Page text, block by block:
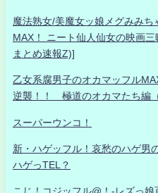
魔法熟女/美魔女ッ娘メグみみ
MAX！ ニート仙人仙女の映画
まとめ速報Z)]
乙女系腐男子のオカマッフル
逆襲！！ 極道のオカマたち編
スーパーウンコ！
新・ハゲッフル！哀愁のハゲ男
ハゲっTEL？